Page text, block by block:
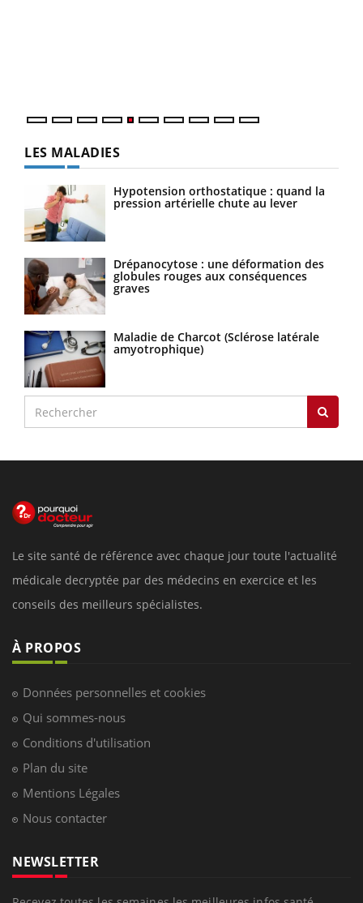
LES MALADIES
Hypotension orthostatique : quand la
pression artérielle chute au lever
Drépanocytose : une déformation des
globules rouges aux conséquences
graves
Maladie de Charcot (Sclérose latérale
amyotrophique)
Le site santé de référence avec chaque jour toute l'actualité
médicale decryptée par des médecins en exercice et les
conseils des meilleurs spécialistes.
À PROPOS
Données personnelles et cookies
Qui sommes-nous
Conditions d'utilisation
Plan du site
Mentions Légales
Nous contacter
NEWSLETTER